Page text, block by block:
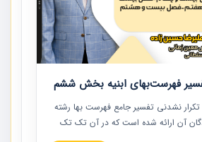
فهرست‌بهای ابنیه بخش ششم
تکرار نشدنی تفسیر جامع فهرست بها رشته
آن ارائه شده است که در آن تک تک
بها تفسیر و ارائه شده است. این